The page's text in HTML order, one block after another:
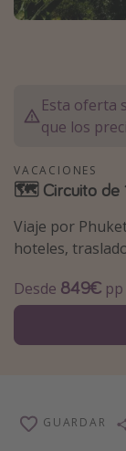
Marruecos
Tailandia
Maldivas
Albania
Inspiración para
Camping
Glamping
Viajes en tren
Viajar sola
Vacaciones de
Esta oferta
que los
VACACIONES
🗺 Circuito de
Viaje por
hoteles,
Desde 849€ pp
GUARDAR